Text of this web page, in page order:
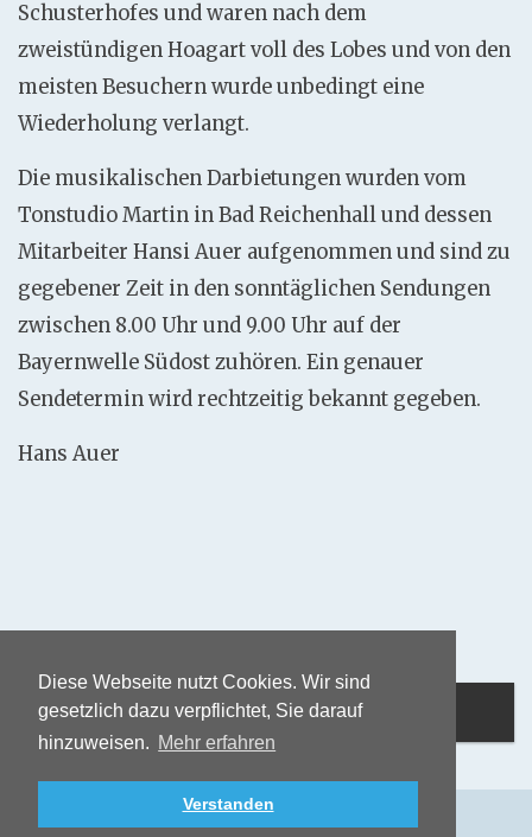
Diese Webseite nutzt Cookies. Wir sind
gesetzlich dazu verpflichtet, Sie darauf
hinzuweisen. Mehr erfahren
Verstanden
Schusterhofes und waren nach dem
zweistündigen Hoagart voll des Lobes und von den
meisten Besuchern wurde unbedingt eine
Wiederholung verlangt.
Die musikalischen Darbietungen wurden vom
Tonstudio Martin in Bad Reichenhall und dessen
Mitarbeiter Hansi Auer aufgenommen und sind zu
gegebener Zeit in den sonntäglichen Sendungen
zwischen 8.00 Uhr und 9.00 Uhr auf der
Bayernwelle Südost zuhören. Ein genauer
Sendetermin wird rechtzeitig bekannt gegeben.
Hans Auer